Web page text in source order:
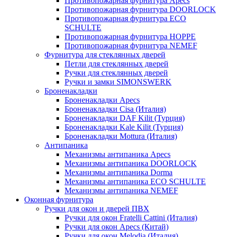
Противопожарная фурнитура DOORLOCK
Противопожарная фурнитура ECO
SCHULTE
Противопожарная фурнитура HOPPE
Противопожарная фурнитура NEMEF
Фурнитура для стеклянных дверей
Петли для стеклянных дверей
Ручки для стеклянных дверей
Ручки и замки SIMONSWERK
Броненакладки
Броненакладки Apecs
Броненакладки Cisa (Италия)
Броненакладки DAF Kilit (Турция)
Броненакладки Kale Kilit (Турция)
Броненакладки Mottura (Италия)
Антипаника
Механизмы антипаника Apecs
Механизмы антипаника DOORLOCK
Механизмы антипаника Dorma
Механизмы антипаника ECO SCHULTE
Механизмы антипаника NEMEF
Оконная фурнитура
Ручки для окон и дверей ПВХ
Ручки для окон Fratelli Cattini (Италия)
Ручки для окон Apecs (Китай)